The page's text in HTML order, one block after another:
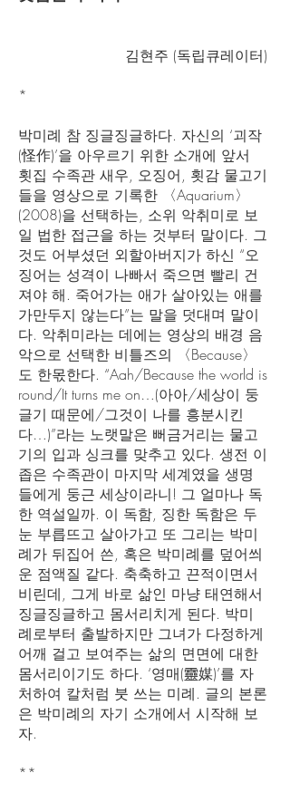
김현주 (독립큐레이터)
*
박미례 참 징글징글하다. 자신의 ‘괴작
(怪作)’을 아우르기 위한 소개에 앞서
횟집 수족관 새우, 오징어, 횟감 물고기
들을 영상으로 기록한 〈Aquarium〉
(2008)을 선택하는, 소위 악취미로 보
일 법한 접근을 하는 것부터 말이다. 그
것도 어부셨던 외할아버지가 하신 “오
징어는 성격이 나빠서 죽으면 빨리 건
져야 해. 죽어가는 애가 살아있는 애를
가만두지 않는다”는 말을 덧대며 말이
다. 악취미라는 데에는 영상의 배경 음
악으로 선택한 비틀즈의 〈Because〉
도 한몫한다. “Aah/Because the world is
round/It turns me on…(아아/세상이 둥
글기 때문에/그것이 나를 흥분시킨
다…)”라는 노랫말은 뻐금거리는 물고
기의 입과 싱크를 맞추고 있다. 생전 이
좁은 수족관이 마지막 세계였을 생명
들에게 둥근 세상이라니! 그 얼마나 독
한 역설일까. 이 독함, 징한 독함은 두
눈 부릅뜨고 살아가고 또 그리는 박미
례가 뒤집어 쓴, 혹은 박미례를 덮어씌
운 점액질 같다. 축축하고 끈적이면서
비린데, 그게 바로 삶인 마냥 태연해서
징글징글하고 몸서리치게 된다. 박미
례로부터 출발하지만 그녀가 다정하게
어깨 걸고 보여주는 삶의 면면에 대한
몸서리이기도 하다. ‘영매(靈媒)’를 자
처하여 칼처럼 붓 쓰는 미례. 글의 본론
은 박미례의 자기 소개에서 시작해 보
자.
**